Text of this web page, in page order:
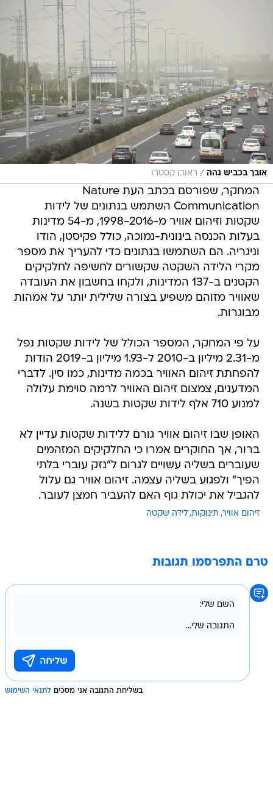
אובך בכביש גהה / ראובן קסטרו
המחקר, שפורסם בכתב העת Nature
Communication השתמש בנתונים של לידות
שקטות וזיהום אוויר מ-1998-2016, מ-54 מדינות
בעלות הכנסה בינונית-נמוכה, כולל פקיסטן, הודו
וניגריה. הם השתמשו בנתונים כדי להעריך את מספר
מקרי הלידה השקטה שקשורים לחשיפה לחלקיקים
הקטנים ב-137 המדינות, ולקחו בחשבון את העובדה
שאוויר מזוהם משפיע בצורה שלילית יותר על אמהות
מבוגרות.
על פי המחקר, המספר הכולל של לידות שקטות נפל
מ-2.31 מיליון ב-2010 ל-1.93 מיליון ב-2019 הודות
להפחתת זיהום האוויר בכמה מדינות, כמו סין. לדברי
המדענים, צמצום זיהום האוויר לרמה סוימת עלולה
למנוע 710 אלף לידות שקטות בשנה.
האופן שבו זיהום אוויר גורם ללידות שקטות עדיין לא
ברור, אך החוקרים אמרו כי החלקיקים המזהמים
שעוברים בשליה עשויים לגרום ל"נזק עוברי בלתי
הפיך" ולפגוע בשליה עצמה. זיהום אוויר גם עלול
להגביל את יכולת גוף האם להעביר חמצן לעובר.
זיהום אוויר תינוקות לידה שקטה
טרם התפרסמו תגובות
בשליחת התגובה אני מסכים לתנאי השימוש